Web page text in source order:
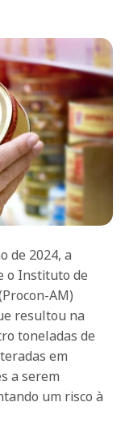
de 2024, a
o Instituto de
AM)
resultou na
toneladas de
em
a serem
um risco à